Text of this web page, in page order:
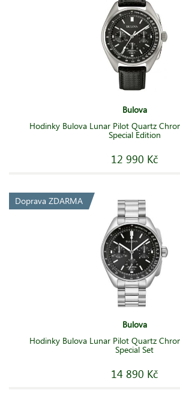
Bulova
Hodinky Bulova Lunar Pilot Quartz
Special Edition
12 990 Kč
Doprava ZDARMA
Bulova
Hodinky Bulova Lunar Pilot Quartz
Special Set
14 890 Kč